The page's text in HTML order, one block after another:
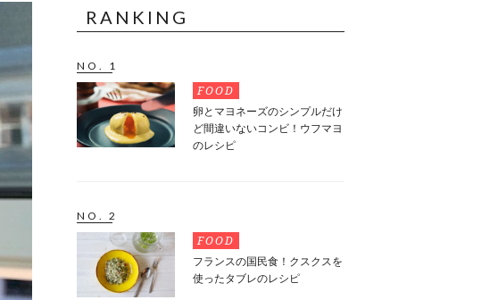
RANKING
NO. 1
FOOD
卵とマヨネーズのシンプルだけ
ど間違いないコンビ！ウフマヨ
のレシピ
NO. 2
FOOD
フランスの国民食！クスクスを
使ったタブレのレシピ